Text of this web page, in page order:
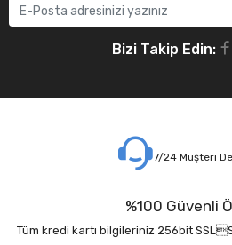
Bizi Takip Edin:
7/24 Müşteri
%100 Güvenli
Tüm kredi kartı bilgileriniz 256bit